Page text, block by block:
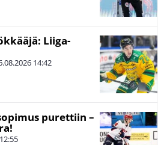
Liiga-
14:42
purettiin –
12:55